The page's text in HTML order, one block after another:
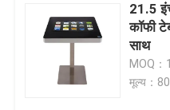
21.5
कॉफी
साथ
MOQ：1
मूल्य：